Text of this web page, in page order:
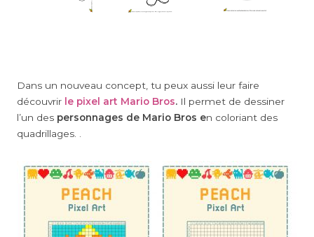
Dans un nouveau concept, tu peux aussi leur faire
découvrir le pixel art Mario Bros. Il permet de dessiner
l’un des personnages de Mario Bros en coloriant des
quadrillages. .